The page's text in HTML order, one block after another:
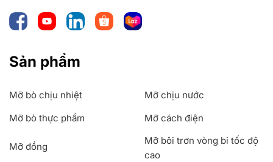
Sản phẩm
Mỡ bò chịu nhiệt
Mỡ chịu nước
Mỡ bò thực phẩm
Mỡ cách điện
Mỡ đồng
Mỡ bôi trơn vòng bi tốc độ
cao